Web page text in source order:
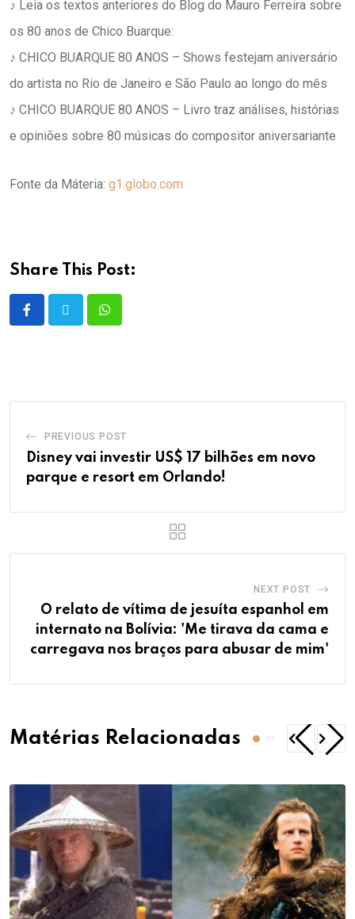
♪ Leia os textos anteriores do Blog do Mauro Ferreira sobre
os 80 anos de Chico Buarque:
♪ CHICO BUARQUE 80 ANOS – Shows festejam aniversário
do artista no Rio de Janeiro e São Paulo ao longo do mês
♪ CHICO BUARQUE 80 ANOS – Livro traz análises, histórias
e opiniões sobre 80 músicas do compositor aniversariante
Fonte da Máteria: g1.globo.com
Share This Post:
PREVIOUS POST
Disney vai investir US$ 17 bilhões em novo
parque e resort em Orlando!
NEXT POST
O relato de vítima de jesuíta espanhol em
internato na Bolívia: 'Me tirava da cama e
carregava nos braços para abusar de mim'
Matérias Relacionadas